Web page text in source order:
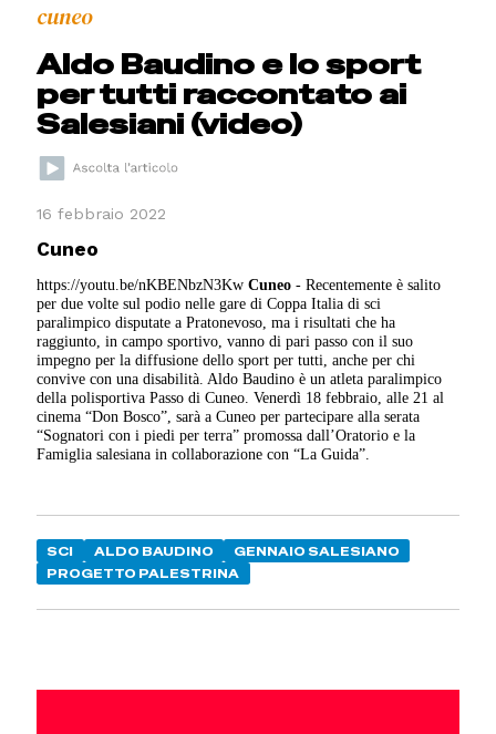
cuneo
Aldo Baudino e lo sport
per tutti raccontato ai
Salesiani (video)
16 febbraio 2022
Cuneo
https://youtu.be/nKBENbzN3KwCuneo - Recentemente è salito
per due volte sul podio nelle gare di Coppa Italia di sci
paralimpico disputate a Pratonevoso, ma i risultati che ha
raggiunto, in campo sportivo, vanno di pari passo con il suo
impegno per la diffusione dello sport per tutti, anche per chi
convive con una disabilità. Aldo Baudino è un atleta paralimpico
della polisportiva Passo di Cuneo. Venerdì 18 febbraio, alle 21 al
cinema “Don Bosco”, sarà a Cuneo per partecipare alla serata
“Sognatori con i piedi per terra” promossa dall’Oratorio e la
Famiglia salesiana in collaborazione con “La Guida”.
SCI ALDO BAUDINO
GENNAIO SALESIANO
PROGETTO PALESTRINA